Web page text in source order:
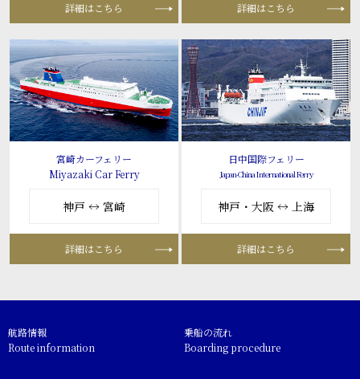
詳細はこちら 詳細はこちら
宮崎カーフェリー
Miyazaki Car Ferry
神戸 ↔ 宮崎
詳細はこちら
日中国際フェリー
Japan-China International Ferry
神戸・大阪 ↔ 上海
詳細はこちら
航路情報
Route information
乗船の流れ
Boarding procedure